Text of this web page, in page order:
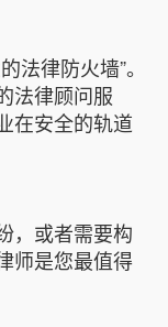
法律防火墙”。
法律顾问服
在安全的轨道
，或者需要构
师是您最值得